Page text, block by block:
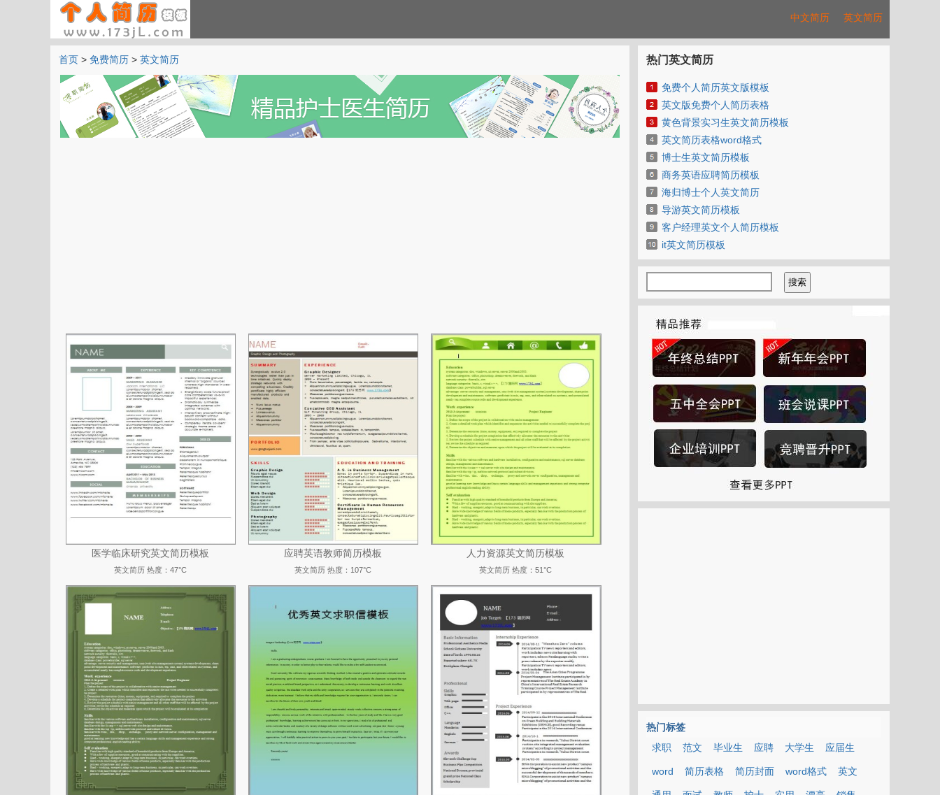
中文简历 英文简历
首页 > 免费简历 > 英文简历
医学临床研究英文简历模板
英文简历热度：47°C
应聘英语教师简历模板
英文简历热度：107°C
人力资源英文简历模板
英文简历热度：51°C
热门英文简历
免费个人简历英文版模板
英文版免费个人简历表格
黄色背景实习生英文简历模板
英文简历表格word格式
博士生英文简历模板
商务英语应聘简历模板
海归博士个人英文简历
导游英文简历模板
客户经理英文个人简历模板
it英文简历模板
热门标签
求职
范文 毕业生 应聘 大学生 应届生
word 简历表格 简历封面 word格式 英文